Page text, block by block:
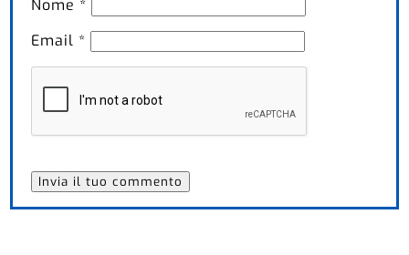
Nome *
Email *